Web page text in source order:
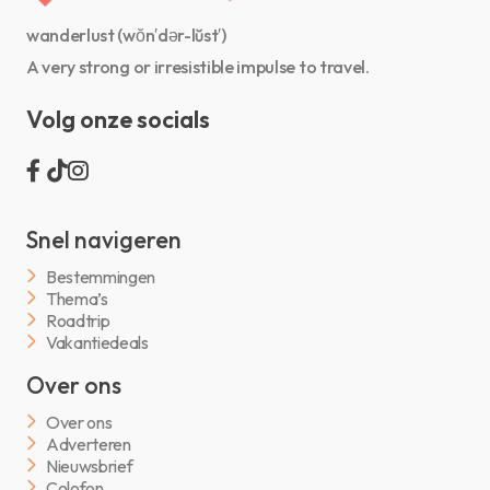
wanderlust (wŏn′dər-lŭst′)
A very strong or irresistible impulse to travel.
Volg onze socials
Snel navigeren
Bestemmingen
Thema’s
Roadtrip
Vakantiedeals
Over ons
Over ons
Adverteren
Nieuwsbrief